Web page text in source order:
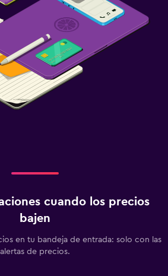
cuando los precios
bajen
en tu bandeja de entrada: solo con las
alertas de precios.